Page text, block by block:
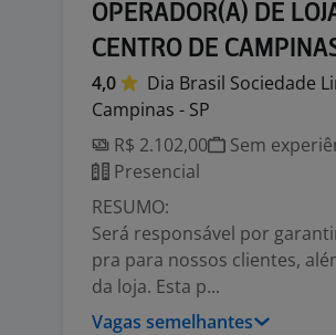
OPERADOR(A) DE
CENTRO DE
4,0 Dia Brasil Sociedade
Campinas - SP
R$ 2.102,00
Sem
Presencial
RESUMO:
Será responsável por
pra para nossos clientes,
da loja. Esta p...
Vagas semelhantes